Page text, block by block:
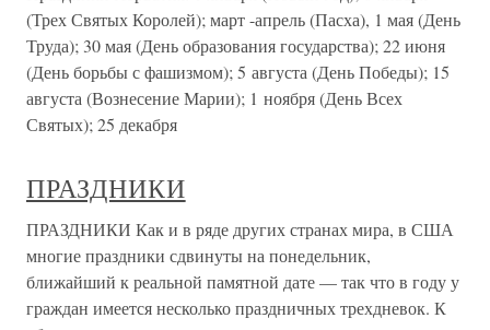
(Трех Святых Королей); март -апрель (Пасха), 1 мая (День
Труда); 30 мая (День образования государства); 22 июня
(День борьбы с фашизмом); 5 августа (День Победы); 15
августа (Вознесение Марии); 1 ноября (День Всех
Святых); 25 декабря
ПРАЗДНИКИ
ПРАЗДНИКИ Как и в ряде других странах мира, в США
многие праздники сдвинуты на понедельник,
ближайший к реальной памятной дате — так что в году у
граждан имеется несколько праздничных трехдневок. К